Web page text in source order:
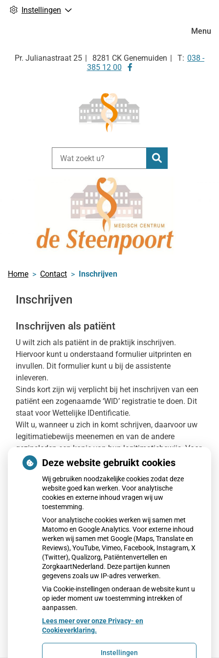
Instellingen
Pr. Julianastraat 25 8281 CK Genemuiden Tel:
038 -
385 12 00
Bezoek
Zoeken
Menu
Home Contact Inschrijven
Inschrijven
Inschrijven als patiënt
U wilt zich als patiënt in de praktijk inschrijven.
Hiervoor kunt u onderstaand formulier uitprinten en
invullen. Dit formulier kunt u bij de assistente
inleveren.
Sinds kort zijn wij verplicht bij het inschrijven van een
patiënt een zogenaamde ‘WID’ registratie te doen. Dit
staat voor Wettelijke IDentificatie.
Wilt u, wanneer u zich in komt schrijven, daarvoor uw
legitimatiebewijs meenemen en van de andere
gezinsleden een kopie van hun legitimatiebewijs. Voor
kinderen neemt u het bewijs van inschrijving in het
geboorteregister mee, dat u na de geboorteaangifte
heeft ontvangen.
Inschrijfformulier 2024
Uitschrijven als patiënt
U wilt zich als patiënt in de praktijk uitschrijven.
Hiervoor kunt u onderstaand formulier uitprinten en
invullen. Dit formulier kunt u bij de assistente
inleveren.
Uitschrijfformulier
Deze website gebruikt cookies
Wij gebruiken noodzakelijke cookies zodat deze
website goed kan werken. Voor analytische
cookies en externe inhoud vragen wij uw
toestemming.
Voor analytische cookies werken wij samen met
Matomo en Google Analytics. Voor externe inhoud
werken wij samen met Google (Maps, Translate en
Reviews), YouTube, Vimeo, Facebook, Instagram, X
(Twitter), Qualizorg, Patiëntenvertellen en
ZorgkaartNederland. Deze partijen kunnen
gegevens zoals uw IP-adres verwerken.
Via Cookie-instellingen onderaan de website kunt u
op ieder moment uw toestemming intrekken of
aanpassen.
Lees meer over onze Privacy- en
Cookieverklaring.
Instellingen